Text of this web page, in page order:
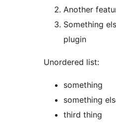
Another
Something
plugin
Unordered list:
something
something
third thing